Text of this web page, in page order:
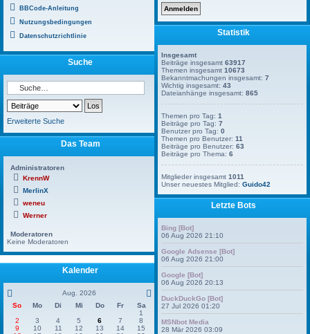
BBCode-Anleitung
Nutzungsbedingungen
Datenschutzrichtlinie
Suche
Erweiterte Suche
Das Team
Administratoren
KrennW
MerlinX
weneu
Werner
Moderatoren
Keine Moderatoren
Kalender
Aug. 2026
So
Mo Di Mi Do Fr
Sa
1
2
3 4 5 6 7
8
9
10 11 12 13 14
15
Statistik
Insgesamt
Beiträge insgesamt63917
Themen insgesamt10673
Bekanntmachungen insgesamt:7
Wichtig insgesamt:43
Dateianhänge insgesamt:865
Themen pro Tag:1
Beiträge pro Tag:7
Benutzer pro Tag:0
Themen pro Benutzer:11
Beiträge pro Benutzer:63
Beiträge pro Thema:6
Mitglieder insgesamt1011
Unser neuestes Mitglied:Guido42
Letzte Bots
Bing [Bot]
06 Aug 2026 21:10
Google Adsense [Bot]
06 Aug 2026 21:00
Google [Bot]
06 Aug 2026 20:13
DuckDuckGo [Bot]
27 Jul 2026 01:20
MSNbot Media
28 Mär 2026 03:09